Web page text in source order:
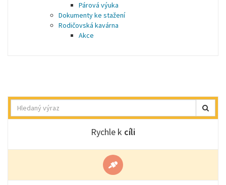
Párová výuka
Dokumenty ke stažení
Rodičovská kavárna
Akce
Hledat
Rychle k cíli